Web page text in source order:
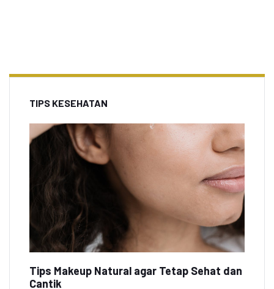
TIPS KESEHATAN
Tips Makeup Natural agar Tetap Sehat dan
Cantik